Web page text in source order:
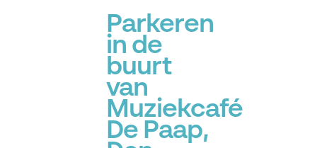
Parkeren
in de
buurt
van
Muziekcafé
De Paap,